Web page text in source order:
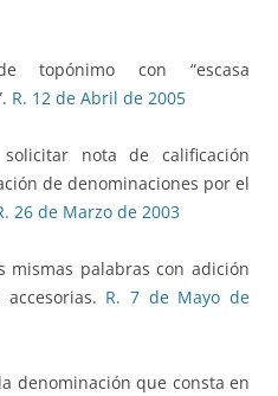
topónimo con “escasa
R. 12 de Abril de 2005
nota de calificación
de denominaciones por el
26 de Marzo de 2003
mismas palabras con adición
R. 7 de Mayo de
denominación que consta en